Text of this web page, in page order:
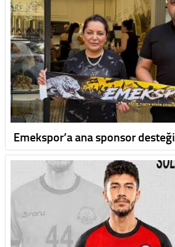
Emekspor’a ana sponsor desteği